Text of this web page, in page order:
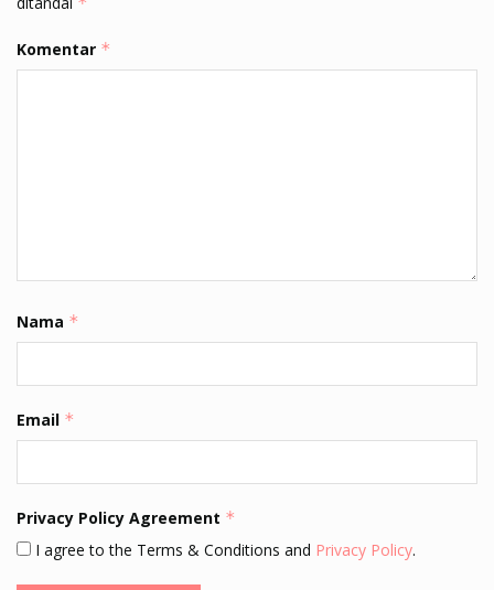
Komentar *
Nama *
Email *
Privacy Policy Agreement *
I agree to the Terms & Conditions and Privacy Policy.